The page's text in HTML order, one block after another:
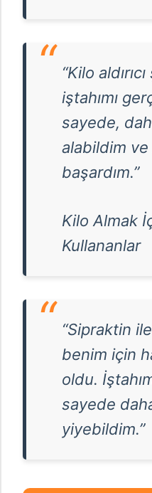
“Kilo
iştahımı
sayede,
alabildim ve
başardım.”
Kilo Almak
Kullananlar
“Sipraktin
benim için
oldu.
sayede
yiyebildim.”